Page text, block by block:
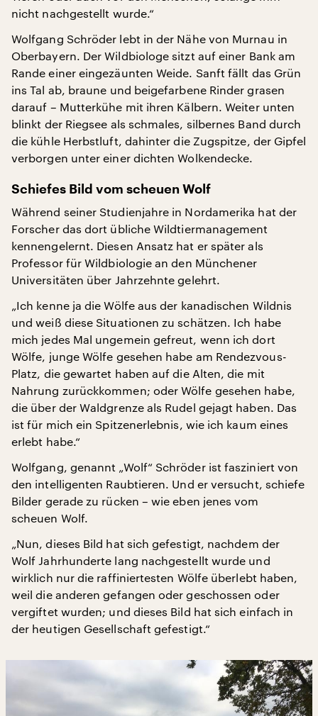
nicht nachgestellt wurde.“
Wolfgang Schröder lebt in der Nähe von Murnau in
Oberbayern. Der Wildbiologe sitzt auf einer Bank am
Rande einer eingezäunten Weide. Sanft fällt das Grün
ins Tal ab, braune und beigefarbene Rinder grasen
darauf – Mutterkühe mit ihren Kälbern. Weiter unten
blinkt der Riegsee als schmales, silbernes Band durch
die kühle Herbstluft, dahinter die Zugspitze, der Gipfel
verborgen unter einer dichten Wolkendecke.
Schiefes Bild vom scheuen Wolf
Während seiner Studienjahre in Nordamerika hat der
Forscher das dort übliche Wildtiermanagement
kennengelernt. Diesen Ansatz hat er später als
Professor für Wildbiologie an den Münchener
Universitäten über Jahrzehnte gelehrt.
„Ich kenne ja die Wölfe aus der kanadischen Wildnis
und weiß diese Situationen zu schätzen. Ich habe
mich jedes Mal ungemein gefreut, wenn ich dort
Wölfe, junge Wölfe gesehen habe am Rendezvous-
Platz, die gewartet haben auf die Alten, die mit
Nahrung zurückkommen; oder Wölfe gesehen habe,
die über der Waldgrenze als Rudel gejagt haben. Das
ist für mich ein Spitzenerlebnis, wie ich kaum eines
erlebt habe.“
Wolfgang, genannt „Wolf“ Schröder ist fasziniert von
den intelligenten Raubtieren. Und er versucht, schiefe
Bilder gerade zu rücken – wie eben jenes vom
scheuen Wolf.
„Nun, dieses Bild hat sich gefestigt, nachdem der
Wolf Jahrhunderte lang nachgestellt wurde und
wirklich nur die raffiniertesten Wölfe überlebt haben,
weil die anderen gefangen oder geschossen oder
vergiftet wurden; und dieses Bild hat sich einfach in
der heutigen Gesellschaft gefestigt.“